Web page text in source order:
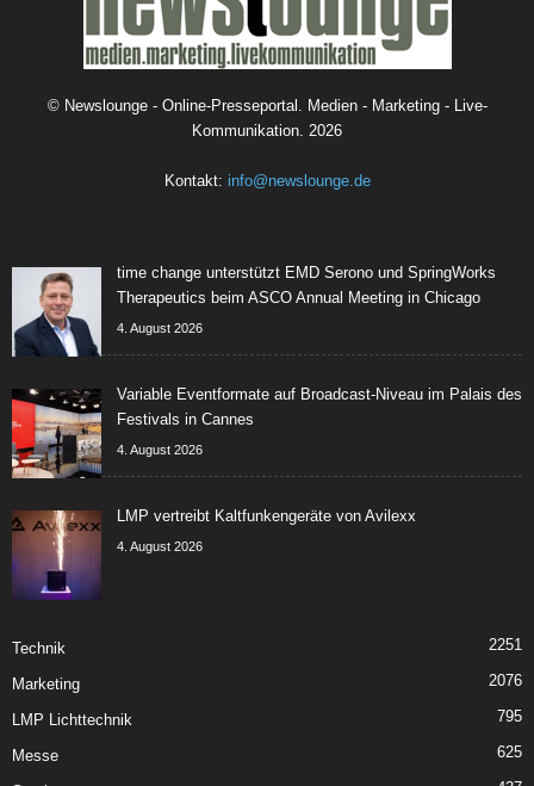
© Newslounge - Online-Presseportal. Medien - Marketing - Live-
Kommunikation. 2026
Kontakt: info@newslounge.de
time change unterstützt EMD Serono und SpringWorks
Therapeutics beim ASCO Annual Meeting in Chicago
4. August 2026
Variable Eventformate auf Broadcast-Niveau im Palais des
Festivals in Cannes
4. August 2026
LMP vertreibt Kaltfunkengeräte von Avilexx
4. August 2026
Technik 2251
Marketing 2076
LMP Lichttechnik 795
Messe 625